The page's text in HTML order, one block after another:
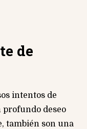
de
intentos de
profundo deseo
también son una